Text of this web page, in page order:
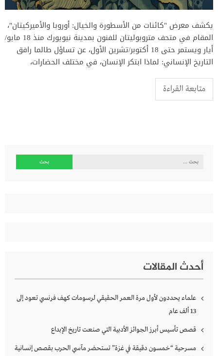
يكشف معرض "كائنات من الأسطورة والخيال: أوروبا والأميركيتان"،
المقام في متحف متروبوليتان للفنون بمدينة نيويورك منذ 18 مايو/
أيار ويستمر حتى 18 أكتوبر/تشرين الأول، عن تساؤل طالما رافق
التاريخ الإنساني: لماذا ابتكر الإنسان، في مختلف الحضارات،
متابعة القراءة
البحث
أحدث المقالات
علماء يحددون لأول مرة العمر الحقيقي لرسومات كهف فرنسي تعود إلى
13 ألف عام
قصص تأسيس أبرز الجوائز الأدبية التي صنعت تاريخ الإبداع
مسرحية “خمسون دقيقة في غزة” تستحضر مآسي الحرب بقصص إنسانية